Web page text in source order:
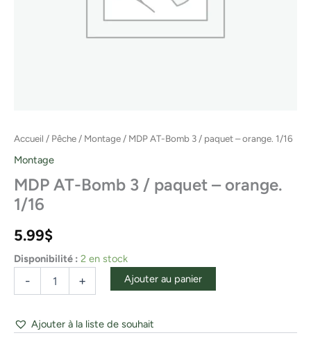
Accueil / Pêche / Montage / MDP AT-Bomb 3 / paquet – orange. 1/16
Montage
MDP AT-Bomb 3 / paquet – orange.
1/16
5.99$
Disponibilité : 2 en stock
- + Ajouter au panier
Ajouter à la liste de souhait